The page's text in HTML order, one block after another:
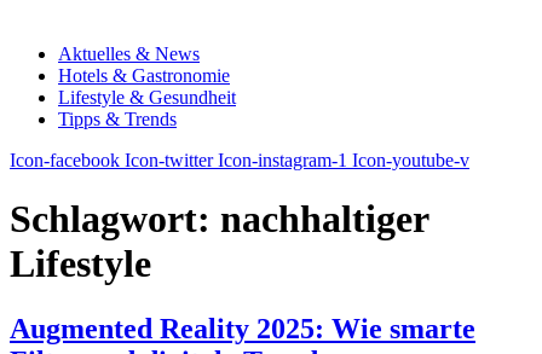
Aktuelles & News
Hotels & Gastronomie
Lifestyle & Gesundheit
Tipps & Trends
Icon-facebook Icon-twitter Icon-instagram-1 Icon-youtube-v
Schlagwort: nachhaltiger
Lifestyle
Augmented Reality 2025: Wie smarte